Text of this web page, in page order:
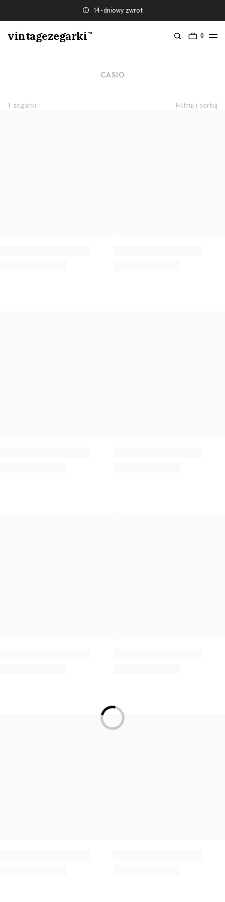
14-dniowy zwrot
vintagezegarki TM 0
CASIO
1 zegarki Filtruj i sortuj